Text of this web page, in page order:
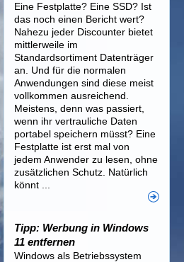
Eine Festplatte? Eine SSD? Ist
das noch einen Bericht wert?
Nahezu jeder Discounter bietet
mittlerweile im
Standardsortiment Datenträger
an. Und für die normalen
Anwendungen sind diese meist
vollkommen ausreichend.
Meistens, denn was passiert,
wenn ihr vertrauliche Daten
portabel speichern müsst? Eine
Festplatte ist erst mal von
jedem Anwender zu lesen, ohne
zusätzlichen Schutz. Natürlich
könnt ...
Tipp: Werbung in Windows
11 entfernen
Windows als Betriebssystem